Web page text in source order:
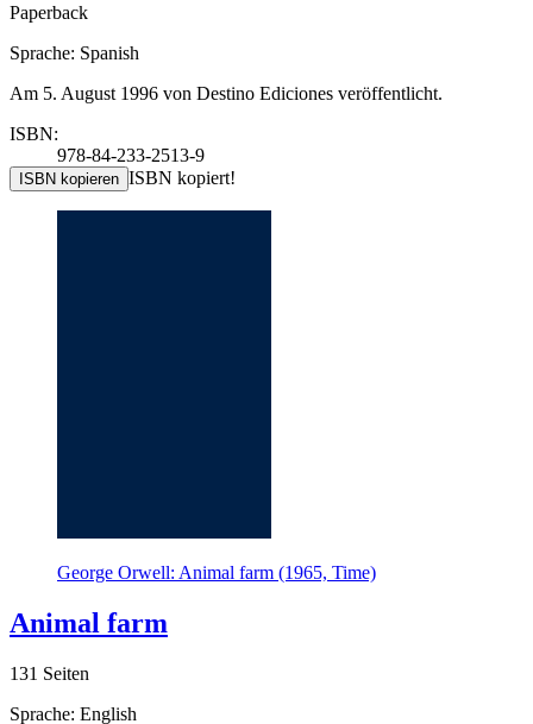
Paperback
Sprache: Spanish
Am 5. August 1996 von Destino Ediciones veröffentlicht.
ISBN:
978-84-233-2513-9
ISBN kopieren ISBN kopiert!
George Orwell: Animal farm (1965, Time)
Animal farm
131 Seiten
Sprache: English